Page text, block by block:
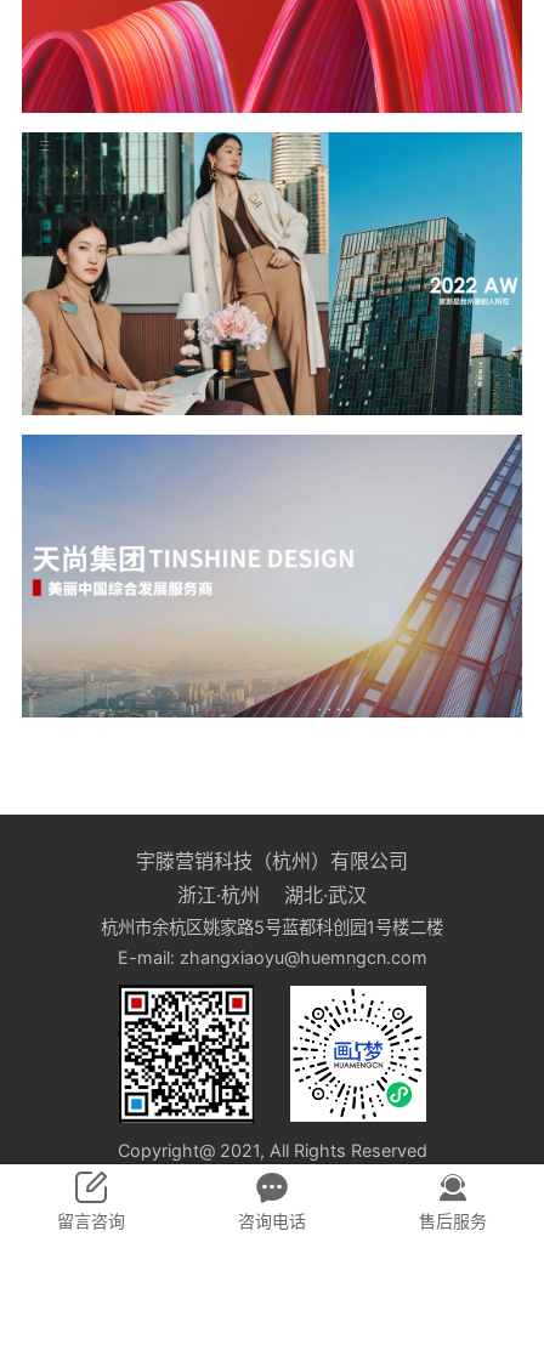
宇滕营销科技（杭州）有限公司
浙江·杭州 湖北·武汉
杭州市余杭区姚家路5号蓝都科创园1号楼二楼
E-mail: zhangxiaoyu@huemngcn.com
Copyright@ 2021, All Rights Reserved
宇滕营销科技（杭州）有限公司 版权所有
浙ICP备2021009626号-1
留言咨询 咨询电话 售后服务